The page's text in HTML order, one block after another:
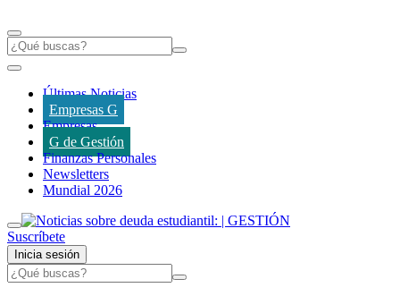
Últimas Noticias
Empresas G
Empresas
G de Gestión
Finanzas Personales
Newsletters
Mundial 2026
Suscríbete
Inicia sesión